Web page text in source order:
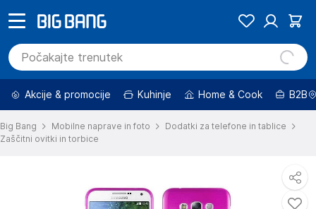
Akcije & promocije Kuhinje Home & Cook B2B
Big Bang Mobilne naprave in foto
Dodatki za telefone in tablice
Zaščitni ovitki in torbice